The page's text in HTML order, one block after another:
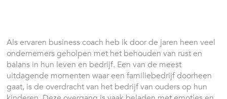
Als ervaren business coach heb ik door de jaren heen veel
ondernemers geholpen met het behouden van rust en
balans in hun leven en bedrijf. Een van de meest
uitdagende momenten waar een familiebedrijf doorheen
gaat, is de overdracht van het bedrijf van ouders op hun